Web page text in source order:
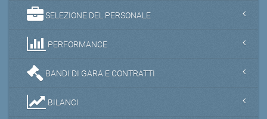
SELEZIONE DEL PERSONALE
PERFORMANCE
BANDI DI GARA E CONTRATTI
BILANCI